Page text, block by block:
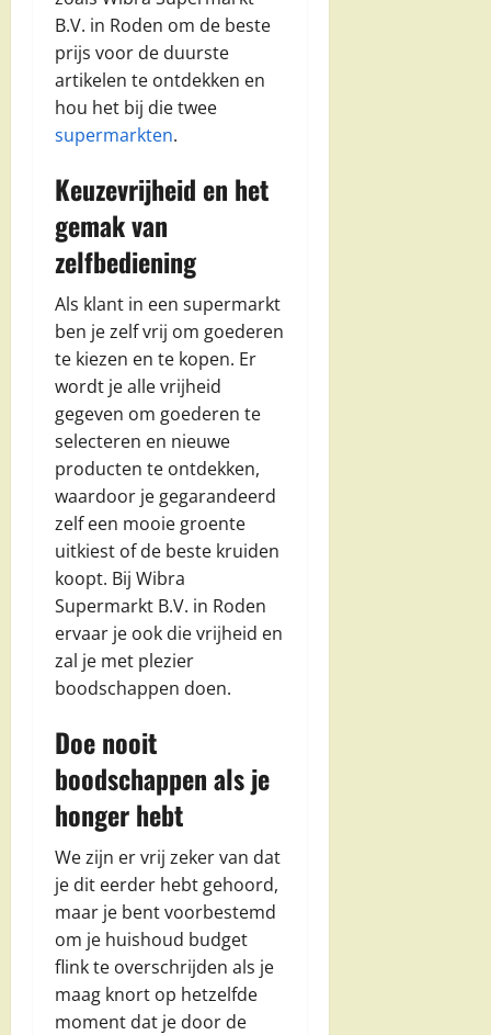
B.V. in Roden om de beste
prijs voor de duurste
artikelen te ontdekken en
hou het bij die twee
supermarkten.
Keuzevrijheid en het
gemak van
zelfbediening
Als klant in een supermarkt
ben je zelf vrij om goederen
te kiezen en te kopen. Er
wordt je alle vrijheid
gegeven om goederen te
selecteren en nieuwe
producten te ontdekken,
waardoor je gegarandeerd
zelf een mooie groente
uitkiest of de beste kruiden
koopt. Bij Wibra
Supermarkt B.V. in Roden
ervaar je ook die vrijheid en
zal je met plezier
boodschappen doen.
Doe nooit
boodschappen als je
honger hebt
We zijn er vrij zeker van dat
je dit eerder hebt gehoord,
maar je bent voorbestemd
om je huishoud budget
flink te overschrijden als je
maag knort op hetzelfde
moment dat je door de